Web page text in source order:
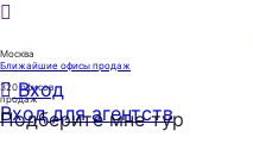
Москва
Ближайшие офисы продаж
320офисов
продаж
Вход
Вход для агентств
Подберите мне тур